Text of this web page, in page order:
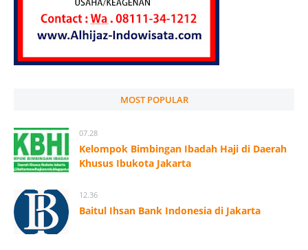
MOST POPULAR
07.28
Kelompok Bimbingan Ibadah Haji di Daerah
Khusus Ibukota Jakarta
12.36
Baitul Ihsan Bank Indonesia di Jakarta